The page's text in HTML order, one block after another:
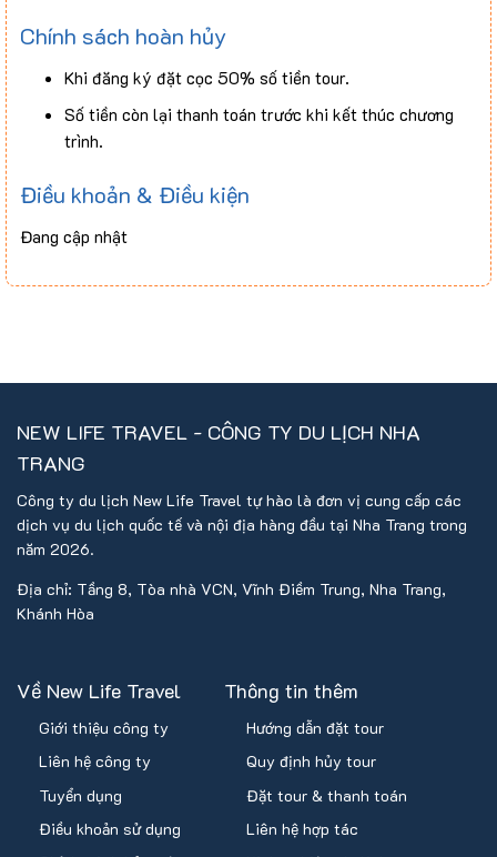
Chính sách hoàn hủy
Khi đăng ký đặt cọc 50% số tiền tour.
Số tiền còn lại thanh toán trước khi kết thúc chương
trình.
Điều khoản & Điều kiện
Đang cập nhật
NEW LIFE TRAVEL - CÔNG TY DU LỊCH NHA
TRANG
Công ty du lịch New Life Travel tự hào là đơn vị cung cấp các
dịch vụ du lịch quốc tế và nội địa hàng đầu tại Nha Trang trong
năm 2026.
Địa chỉ: Tầng 8, Tòa nhà VCN, Vĩnh Điềm Trung, Nha Trang,
Khánh Hòa
Về New Life Travel
Giới thiệu công ty
Liên hệ công ty
Tuyển dụng
Điều khoản sử dụng
Thông tin thêm
Hướng dẫn đặt tour
Quy định hủy tour
Đặt tour & thanh toán
Liên hệ hợp tác